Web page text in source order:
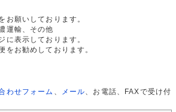
お願いしております。
運輸、その他
に表示しております。
をお勧めしております。
わせフォーム メール 、お電話、FAXで受け付